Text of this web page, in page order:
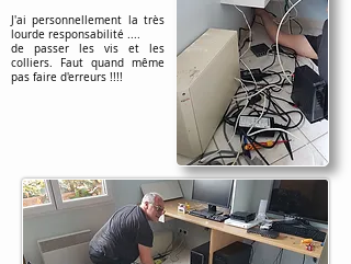
J'ai personnellement la très
lourde responsabilité ....
de passer les vis et les
colliers. Faut quand même
pas faire d'erreurs !!!!